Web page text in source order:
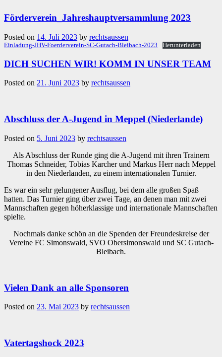
Förderverein_Jahreshauptversammlung 2023
Posted on 14. Juli 2023 by rechtsaussen
Einladung-JHV-Foerderverein-SC-Gutach-Bleibach-2023 Herunterladen
DICH SUCHEN WIR! KOMM IN UNSER TEAM
Posted on 21. Juni 2023 by rechtsaussen
Abschluss der A-Jugend in Meppel (Niederlande)
Posted on 5. Juni 2023 by rechtsaussen
Als Abschluss der Runde ging die A-Jugend mit ihren Trainern
Thomas Schneider, Tobias Karcher und Markus Herr nach Meppel
in den Niederlanden, zu einem internationalen Turnier.
Es war ein sehr gelungener Ausflug, bei dem alle großen Spaß
hatten. Das Turnier ging über zwei Tage, an denen man mit zwei
Mannschaften gegen höherklassige und internationale Mannschaften
spielte.
Nochmals danke schön an die Spenden der Freundeskreise der
Vereine FC Simonswald, SVO Obersimonswald und SC Gutach-
Bleibach.
Vielen Dank an alle Sponsoren
Posted on 23. Mai 2023 by rechtsaussen
Vatertagshock 2023